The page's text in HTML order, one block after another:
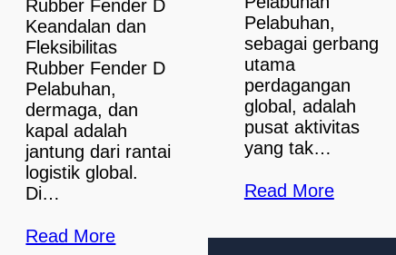
Rubber Fender D
Keandalan dan
Fleksibilitas
Rubber Fender D
Pelabuhan,
dermaga, dan
kapal adalah
jantung dari rantai
logistik global.
Di…
Read More
Pelabuhan,
sebagai gerbang
utama
perdagangan
global, adalah
pusat aktivitas
yang tak…
Read More